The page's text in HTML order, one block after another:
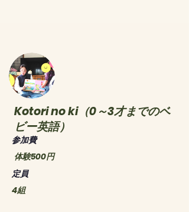
Kotori no ki（0～3才までのベ
ビー英語）
​参加費
体験500円
​定員
4組